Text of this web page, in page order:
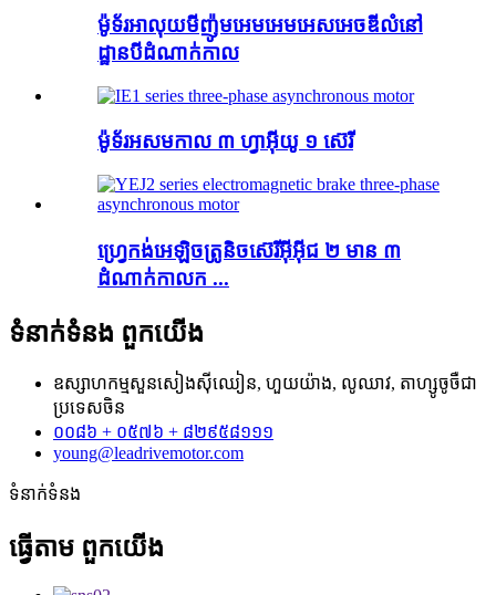
ម៉ូទ័រអាលុយមីញ៉ូមអេមអេមអេសអេចឌីលំនៅ
ដ្ឋានបីដំណាក់កាល
ម៉ូទ័រអសមកាល ៣ ហ្វាអ៊ីយូ ១ ស៊េរី
ហ្វ្រេកង់អេឡិចត្រូនិចស៊េរីអ៊ីអ៊ីជ ២ មាន ៣
ដំណាក់កាលក ...
ទំនាក់ទំនង ពួកយើង
ឧស្សាហកម្មសួនសៀងស៊ីឈៀន, ហួយយ៉ាង, លូឈាវ, តាហ្សូចូចឺជា
ប្រទេសចិន
០០៨៦ + ០៥៧៦ + ៨២៩៥៨១១១
young@leadrivemotor.com
ទំនាក់ទំនង
ធ្វើតាម ពួកយើង